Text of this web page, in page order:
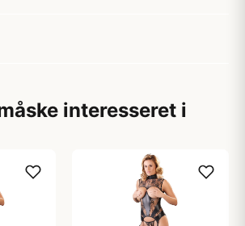
interesseret i